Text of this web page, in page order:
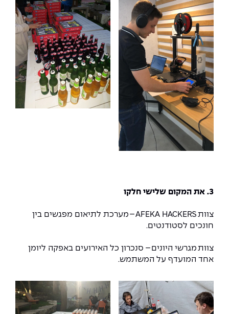
3. את המקום שלישי חלקו
צוות AFEKA HACKERS – מערכת לתיאום מפגשים בין
חונכים לסטודנטים.
צוות מגרשי היונים – סנכרון כל האירועים באפקה ליומן
אחד המועדף על המשתמש.